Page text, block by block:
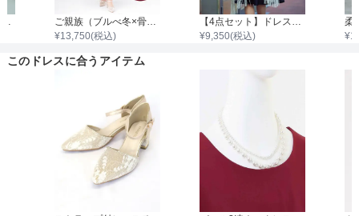
ご親族（ブルべ冬×骨格ナチュラル）
¥13,750(税込)
¥9,350(税込) ¥
このドレスに合うアイテム